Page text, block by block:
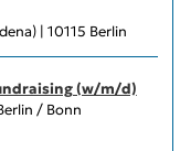
| 10115 Berlin
(w/m/d)
/ Bonn